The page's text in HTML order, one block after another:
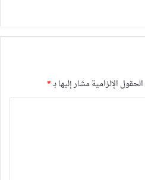
الحقول الإلزامية مشار إليها بـ*